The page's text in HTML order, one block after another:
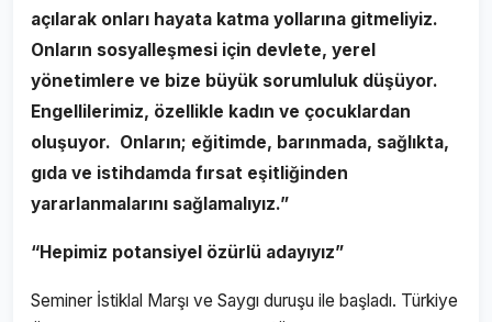
açılarak onları hayata katma yollarına gitmeliyiz.
Onların sosyalleşmesi için devlete, yerel
yönetimlere ve bize büyük sorumluluk düşüyor.
Engellilerimiz, özellikle kadın ve çocuklardan
oluşuyor. Onların; eğitimde, barınmada, sağlıkta,
gıda ve istihdamda fırsat eşitliğinden
yararlanmalarını sağlamalıyız.”
“Hepimiz potansiyel özürlü adayıyız”
Seminer İstiklal Marşı ve Saygı duruşu ile başladı. Türkiye